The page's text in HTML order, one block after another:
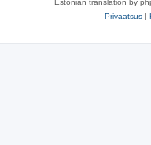
Privaatsus |